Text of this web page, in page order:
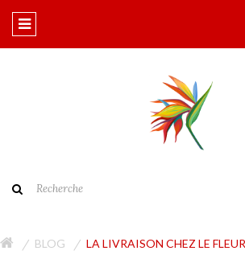
BLOG LA LIVRAISON CHEZ LE